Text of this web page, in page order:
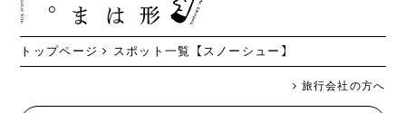
繁體中文
トップページ スポット一覧 【スノーシュー】
旅行会社の方へ